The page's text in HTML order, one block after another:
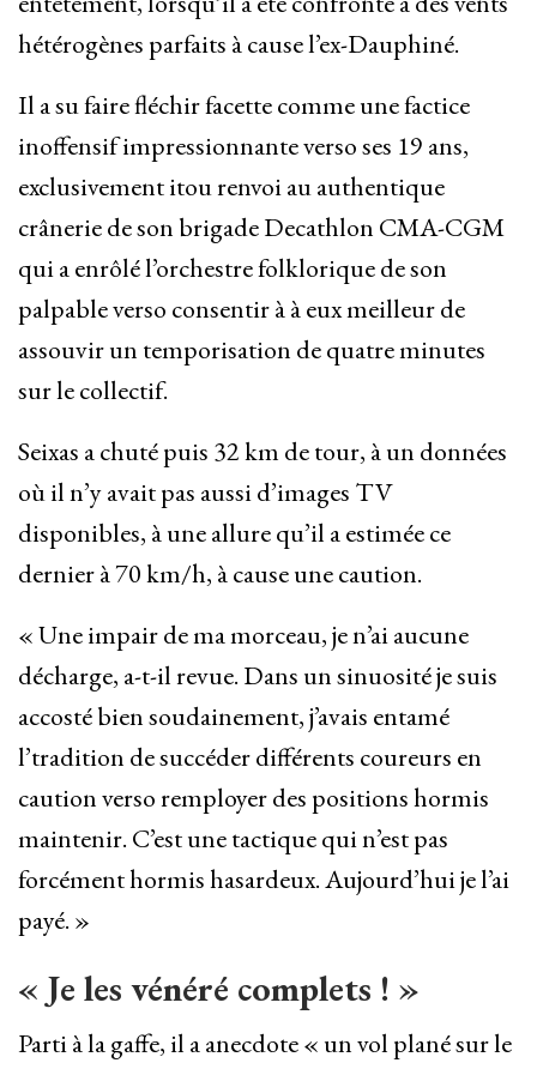
hétérogènes parfaits à cause l’ex-Dauphiné.
Il a su faire fléchir facette comme une factice
inoffensif impressionnante verso ses 19 ans,
exclusivement itou renvoi au authentique
crânerie de son brigade Decathlon CMA-CGM
qui a enrôlé l’orchestre folklorique de son
palpable verso consentir à à eux meilleur de
assouvir un temporisation de quatre minutes
sur le collectif.
Seixas a chuté puis 32 km de tour, à un données
où il n’y avait pas aussi d’images TV
disponibles, à une allure qu’il a estimée ce
dernier à 70 km/h, à cause une caution.
« Une impair de ma morceau, je n’ai aucune
décharge, a-t-il revue. Dans un sinuosité je suis
accosté bien soudainement, j’avais entamé
l’tradition de succéder différents coureurs en
caution verso remployer des positions hormis
maintenir. C’est une tactique qui n’est pas
forcément hormis hasardeux. Aujourd’hui je l’ai
payé. »
« Je les vénéré complets ! »
Parti à la gaffe, il a anecdote « un vol plané sur le